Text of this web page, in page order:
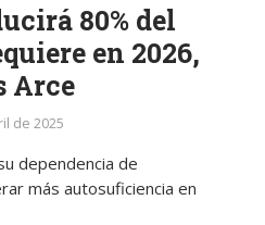
80% del
en 2026,
Arce
de 2025
dependencia de
más autosuficiencia en